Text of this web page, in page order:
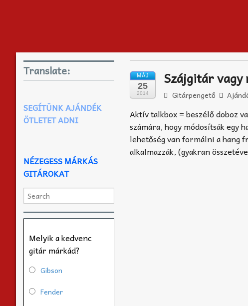
MÁJ
25
2014
Szájgitár vagy
Gitárpengető
Aktív talkbox = beszélő doboz
számára, hogy módosítsák egy
lehetőség van formálni a hang
alkalmazzák, (gyakran
Translate:
SEGÍTÜNK AJÁNDÉK
ÖTLETET ADNI
NÉZEGESS MÁRKÁS
GITÁROKAT
Melyik a kedvenc
gitár márkád?
Gibson
Fender